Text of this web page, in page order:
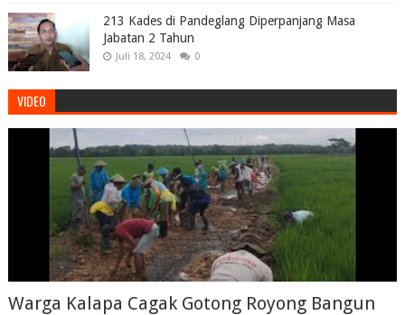
213 Kades di Pandeglang Diperpanjang Masa
Jabatan 2 Tahun
Juli 18, 2024 0
VIDEO
Warga Kalapa Cagak Gotong Royong Bangun